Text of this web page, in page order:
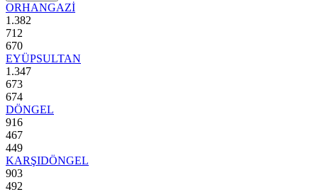
ORHANGAZİ
1.382
712
670
EYÜPSULTAN
1.347
673
674
DÖNGEL
916
467
449
KARŞIDÖNGEL
903
492